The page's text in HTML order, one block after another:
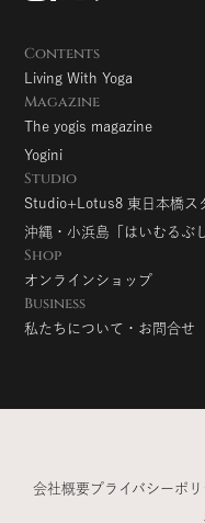
Contents
Living With Yoga
Magazine
The yogis magazine
Yogini
Studio
Studio+Lotus8 東日本橋ス
沖縄・小浜島「はいむるぶ
Shop
オンラインショップ
Business
私たちについて・お問合せ
会社概要プライバシーポリ